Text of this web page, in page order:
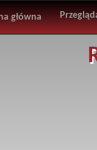
główna